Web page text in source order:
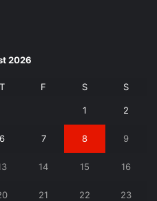
2026
T F S S
1 2
6 7 8 9
14 15 16
21 22 23